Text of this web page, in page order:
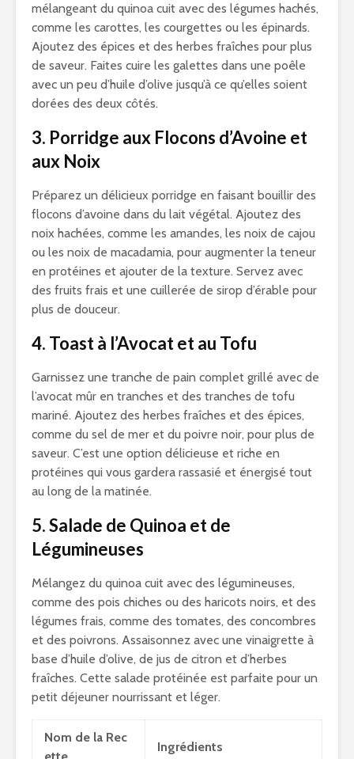
mélangeant du quinoa cuit avec des légumes hachés,
comme les carottes, les courgettes ou les épinards.
Ajoutez des épices et des herbes fraîches pour plus
de saveur. Faites cuire les galettes dans une poêle
avec un peu d’huile d’olive jusqu’à ce qu’elles soient
dorées des deux côtés.
3. Porridge aux Flocons d’Avoine et
aux Noix
Préparez un délicieux porridge en faisant bouillir des
flocons d’avoine dans du lait végétal. Ajoutez des
noix hachées, comme les amandes, les noix de cajou
ou les noix de macadamia, pour augmenter la teneur
en protéines et ajouter de la texture. Servez avec
des fruits frais et une cuillerée de sirop d’érable pour
plus de douceur.
4. Toast à l’Avocat et au Tofu
Garnissez une tranche de pain complet grillé avec de
l’avocat mûr en tranches et des tranches de tofu
mariné. Ajoutez des herbes fraîches et des épices,
comme du sel de mer et du poivre noir, pour plus de
saveur. C’est une option délicieuse et riche en
protéines qui vous gardera rassasié et énergisé tout
au long de la matinée.
5. Salade de Quinoa et de
Légumineuses
Mélangez du quinoa cuit avec des légumineuses,
comme des pois chiches ou des haricots noirs, et des
légumes frais, comme des tomates, des concombres
et des poivrons. Assaisonnez avec une vinaigrette à
base d’huile d’olive, de jus de citron et d’herbes
fraîches. Cette salade protéinée est parfaite pour un
petit déjeuner nourrissant et léger.
Nom de la Rec
Ingrédients